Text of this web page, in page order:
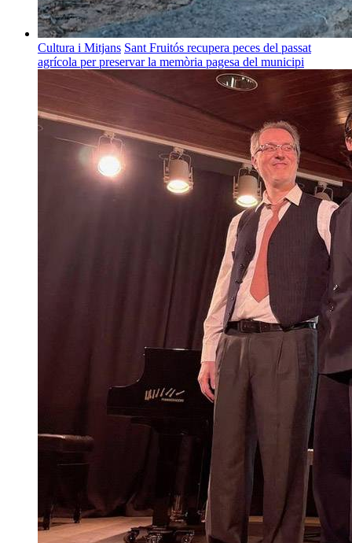
Cultura i Mitjans Sant Fruitós recupera peces del passat
agrícola per preservar la memòria pagesa del municipi